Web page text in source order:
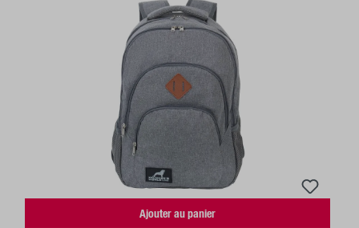
Ajouter au panier